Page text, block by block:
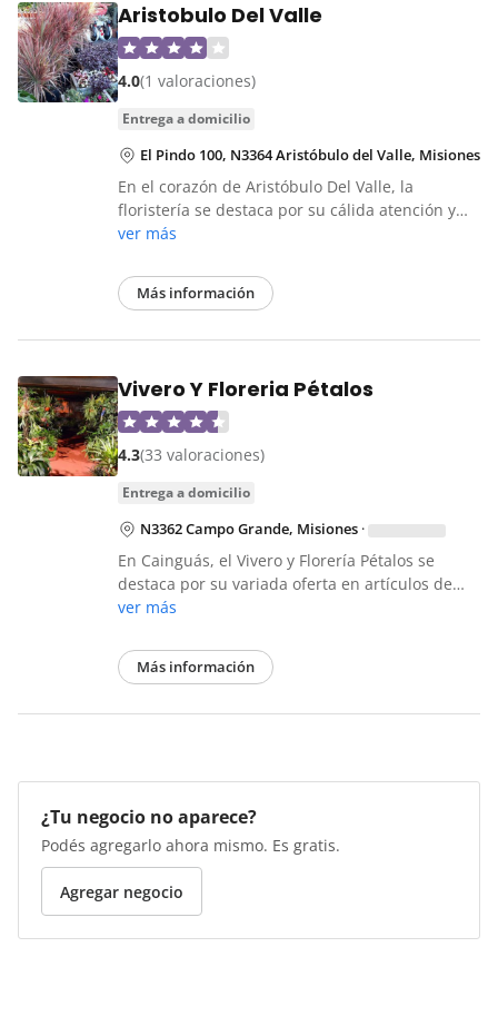
Aristobulo Del Valle
4.0(1 valoraciones)
entrega a domicilio
El Pindo 100, N3364 Aristóbulo del Valle, Misiones
En el corazón de Aristóbulo Del Valle, la
floristería se destaca por su cálida atención y…
ver más
Más información
Vivero Y Floreria Pétalos
4.3(33 valoraciones)
entrega a domicilio
N3362 Campo Grande, Misiones ·
En Cainguás, el Vivero y Florería Pétalos se
destaca por su variada oferta en artículos de…
ver más
Más información
¿Tu negocio no aparece?
Podés agregarlo ahora mismo. Es gratis.
Agregar negocio